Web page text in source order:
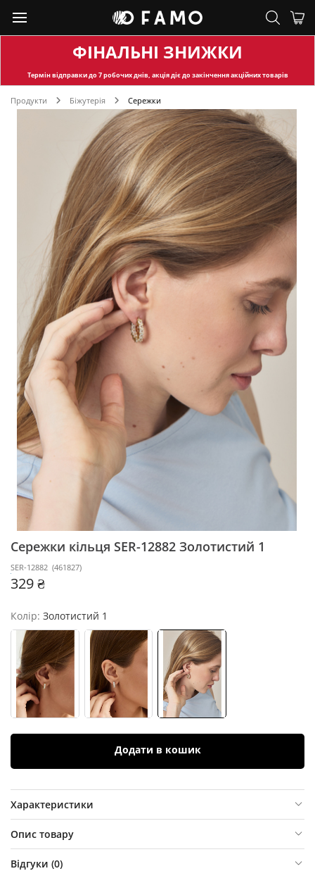
ФІНАЛЬНІ ЗНИЖКИ
Термін відправкидо 7 робочих днів, акція діє до закінчення акційних товарів
Продукти Біжутерія Сережки
Сережки кільця SER-12882 Золотистий 1
SER-12882 (461827)
329 ₴
Колір: Золотистий 1
Додати в кошик
Характеристики
Опис товару
Відгуки (0)